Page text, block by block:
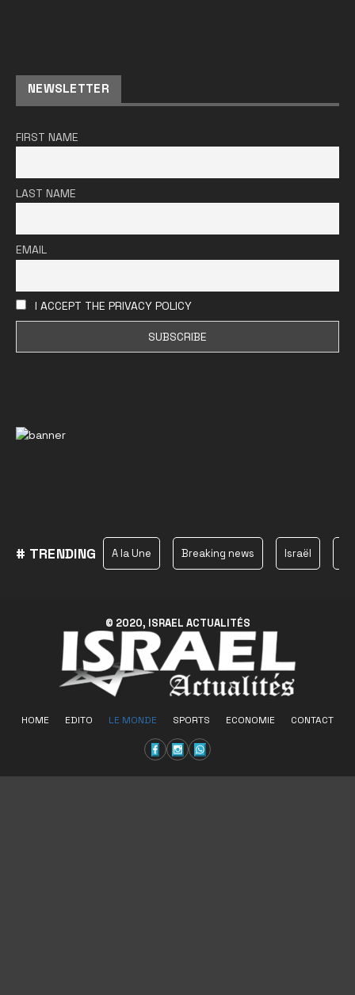
NEWSLETTER
FIRST NAME
LAST NAME
EMAIL
I ACCEPT THE PRIVACY POLICY
# TRENDING A la Une Breaking news Israël
© 2020, ISRAEL ACTUALITÉS
HOME EDITO LE MONDE SPORTS ECONOMIE CONTACT